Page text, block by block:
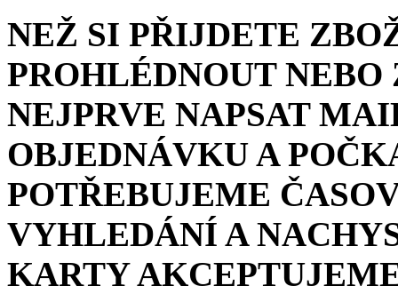
NEŽ SI PŘIJDETE
PROHLÉDNOUT
NEJPRVE NAPSAT
OBJEDNÁVKU A
POTŘEBUJEME
VYHLEDÁNÍ A
KARTY